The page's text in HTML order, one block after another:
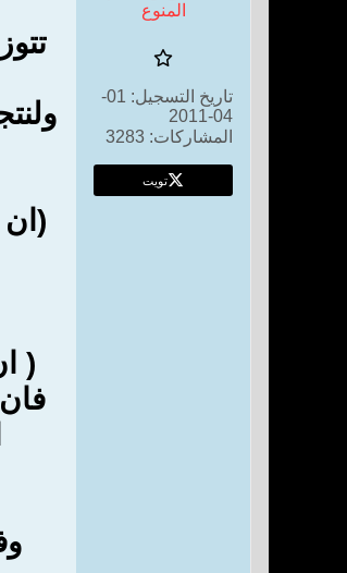
المنوع
تاريخ التسجيل:
01-
04-2011
المشاركات: 3283
تويت
(ان
(